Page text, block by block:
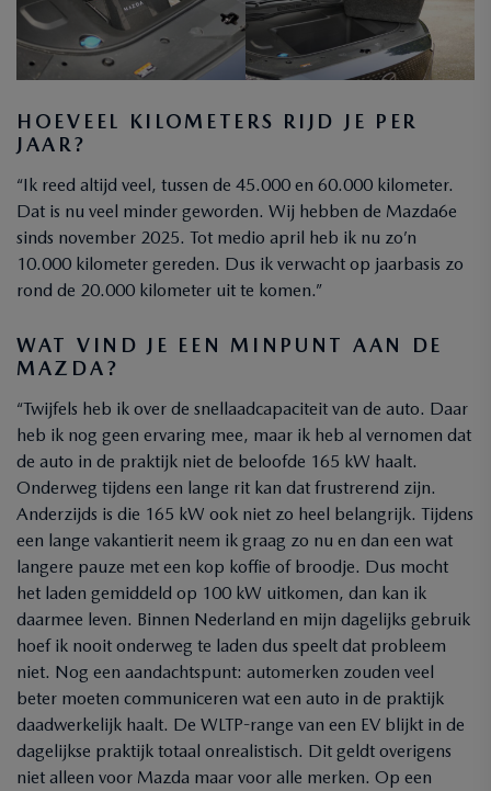
HOEVEEL KILOMETERS RIJD JE PER
JAAR?
“Ik reed altijd veel, tussen de 45.000 en 60.000 kilometer.
Dat is nu veel minder geworden. Wij hebben de Mazda6e
sinds november 2025. Tot medio april heb ik nu zo’n
10.000 kilometer gereden. Dus ik verwacht op jaarbasis zo
rond de 20.000 kilometer uit te komen.”
WAT VIND JE EEN MINPUNT AAN DE
MAZDA?
“Twijfels heb ik over de snellaadcapaciteit van de auto. Daar
heb ik nog geen ervaring mee, maar ik heb al vernomen dat
de auto in de praktijk niet de beloofde 165 kW haalt.
Onderweg tijdens een lange rit kan dat frustrerend zijn.
Anderzijds is die 165 kW ook niet zo heel belangrijk. Tijdens
een lange vakantierit neem ik graag zo nu en dan een wat
langere pauze met een kop koffie of broodje. Dus mocht
het laden gemiddeld op 100 kW uitkomen, dan kan ik
daarmee leven. Binnen Nederland en mijn dagelijks gebruik
hoef ik nooit onderweg te laden dus speelt dat probleem
niet. Nog een aandachtspunt: automerken zouden veel
beter moeten communiceren wat een auto in de praktijk
daadwerkelijk haalt. De WLTP-range van een EV blijkt in de
dagelijkse praktijk totaal onrealistisch. Dit geldt overigens
niet alleen voor Mazda maar voor alle merken. Op een